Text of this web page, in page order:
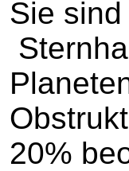
Sie
20%